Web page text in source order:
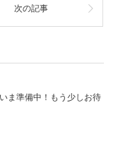
次の記事
ま準備中！もう少しお待